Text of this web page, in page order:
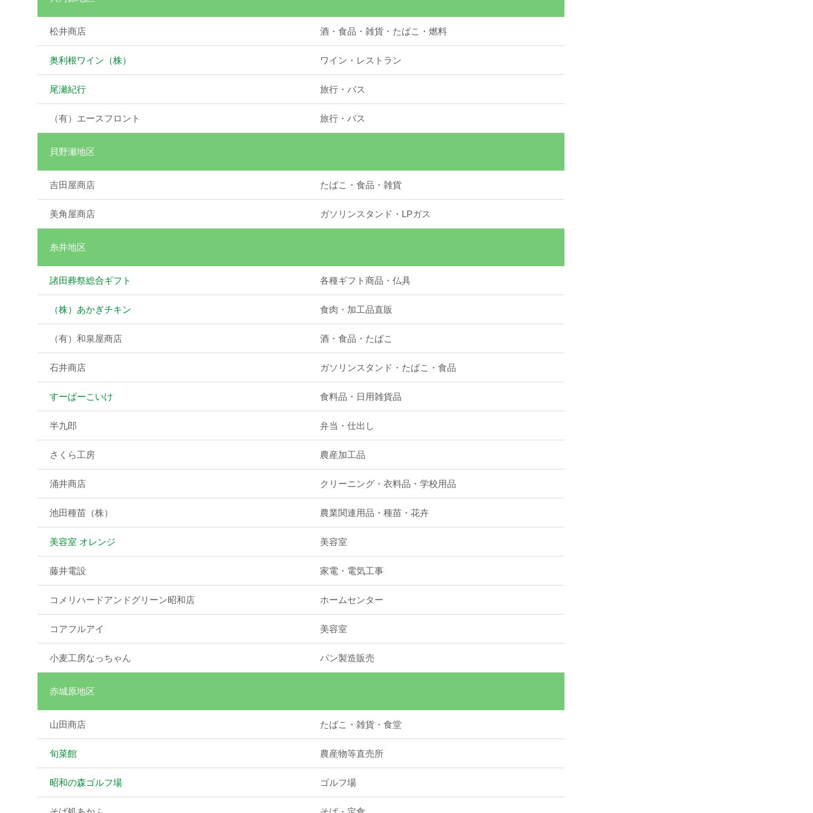
松井商店 酒・食品・雑貨・たばこ・燃料
奥利根ワイン（株） ワイン・レストラン
尾瀬紀行 旅行・バス
（有）エースフロント 旅行・バス
貝野瀬地区
吉田屋商店 たばこ・食品・雑貨
美角屋商店 ガソリンスタンド・LPガス
糸井地区
諸田葬祭総合ギフト 各種ギフト商品・仏具
（株）あかぎチキン 食肉・加工品直販
（有）和泉屋商店 酒・食品・たばこ
石井商店 ガソリンスタンド・たばこ・食品
すーぱーこいけ 食料品・日用雑貨品
半九郎 弁当・仕出し
さくら工房 農産加工品
涌井商店 クリーニング・衣料品・学校用品
池田種苗（株） 農業関連用品・種苗・花卉
美容室 オレンジ 美容室
藤井電設 家電・電気工事
コメリハードアンドグリーン昭和店 ホームセンター
コアフルアイ 美容室
小麦工房なっちゃん パン製造販売
赤城原地区
山田商店 たばこ・雑貨・食堂
旬菜館 農産物等直売所
昭和の森ゴルフ場 ゴルフ場